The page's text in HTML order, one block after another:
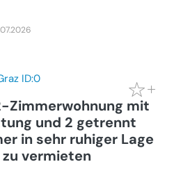
Zimmerwohnung mit
und 2 getrennt
in sehr ruhiger Lage
vermieten